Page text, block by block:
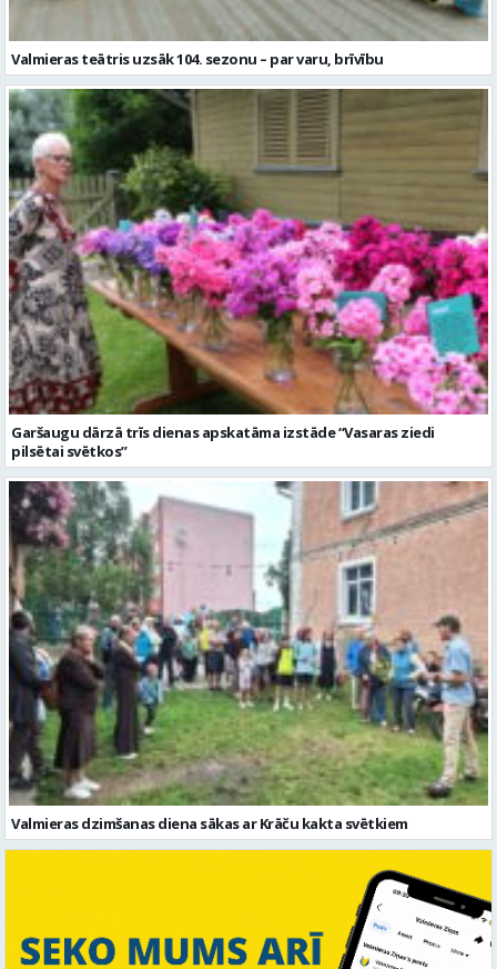
Valmieras teātris uzsāk 104. sezonu – par varu, brīvību
Garšaugu dārzā trīs dienas apskatāma izstāde “Vasaras ziedi
pilsētai svētkos”
Valmieras dzimšanas diena sākas ar Krāču kakta svētkiem